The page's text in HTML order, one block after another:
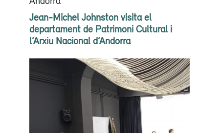
Jean-Michel Johnston visita el
departament de Patrimoni Cultural i
l’Arxiu Nacional d’Andorra